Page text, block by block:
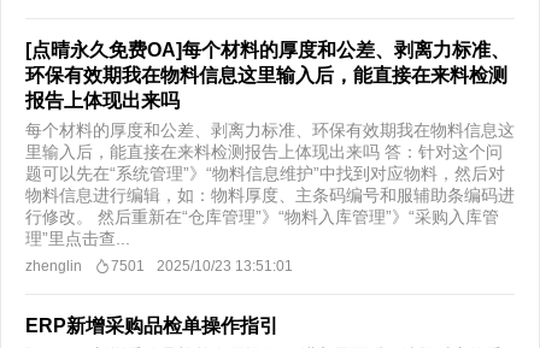
[点晴永久免费OA]每个材料的厚度和公差、剥离力标准、
环保有效期我在物料信息这里输入后，能直接在来料检测
报告上体现出来吗
每个材料的厚度和公差、剥离力标准、环保有效期我在物料信息这
里输入后，能直接在来料检测报告上体现出来吗 答：针对这个问
题可以先在“系统管理”》“物料信息维护”中找到对应物料，然后对
物料信息进行编辑，如：物料厚度、主条码编号和服辅助条编码进
行修改。 然后重新在“仓库管理”》“物料入库管理”》“采购入库管
理”里点击查...
zhenglin 7501 2025/10/23 13:51:01
ERP新增采购品检单操作指引